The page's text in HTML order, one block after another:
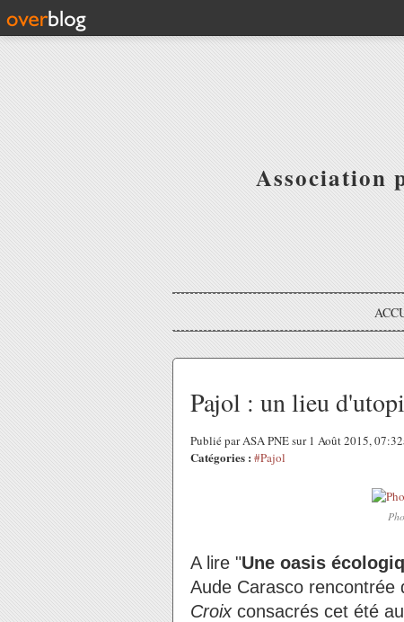
Association
Pajol : un lieu
Publié par ASA PNE sur 1 Août 2015,
Catégories : #Pajol
A lire "Une oasis
Aude Carasco rencontrée
Croixconsacrés cet été